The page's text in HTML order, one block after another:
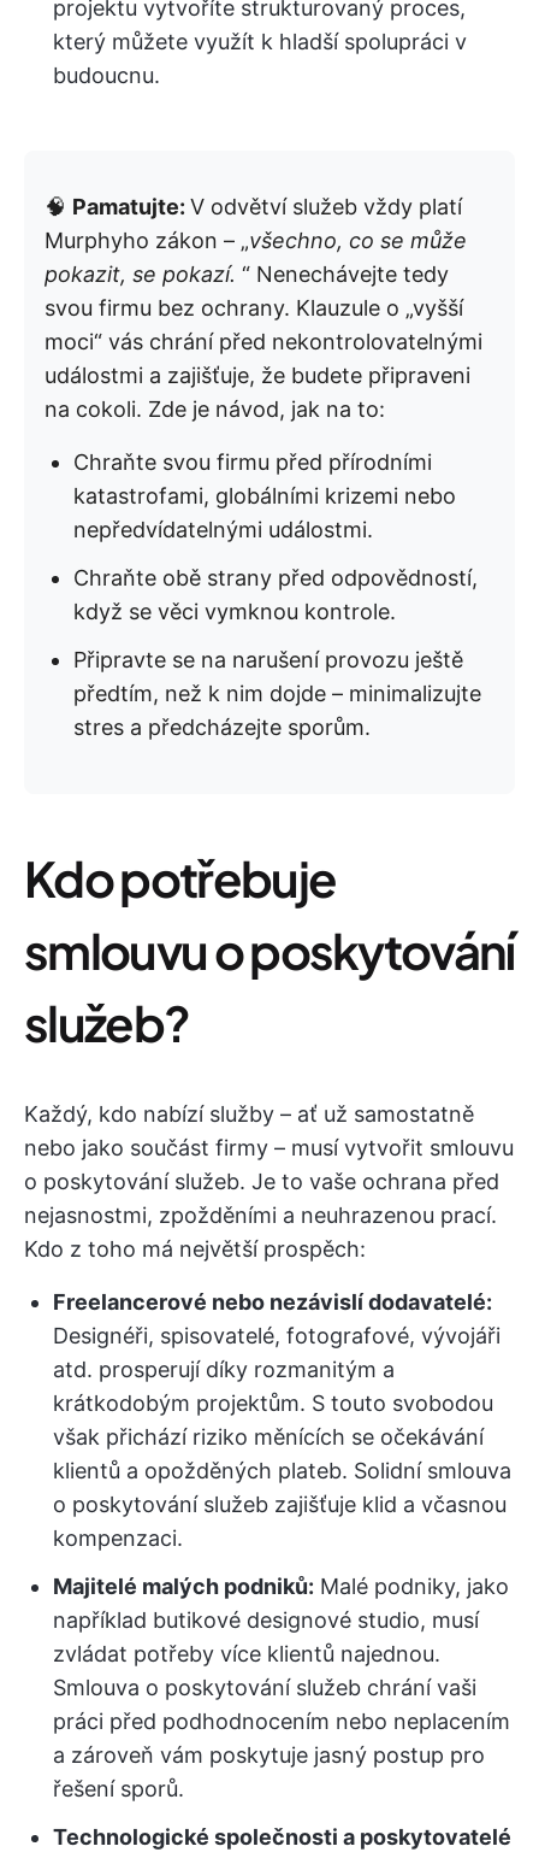
projektu vytvoříte strukturovaný proces,
který můžete využít k hladší spolupráci v
budoucnu.
🧠 Pamatujte: V odvětví služeb vždy platí
Murphyho zákon – „všechno, co se může
pokazit, se pokazí. “ Nenechávejte tedy
svou firmu bez ochrany. Klauzule o „vyšší
moci“ vás chrání před nekontrolovatelnými
událostmi a zajišťuje, že budete připraveni
na cokoli. Zde je návod, jak na to:
Chraňte svou firmu před přírodními
katastrofami, globálními krizemi nebo
nepředvídatelnými událostmi.
Chraňte obě strany před odpovědností,
když se věci vymknou kontrole.
Připravte se na narušení provozu ještě
předtím, než k nim dojde – minimalizujte
stres a předcházejte sporům.
Kdo potřebuje
smlouvu o poskytování
služeb?
Každý, kdo nabízí služby – ať už samostatně
nebo jako součást firmy – musí vytvořit smlouvu
o poskytování služeb. Je to vaše ochrana před
nejasnostmi, zpožděními a neuhrazenou prací.
Kdo z toho má největší prospěch:
Freelancerové nebo nezávislí dodavatelé:
Designéři, spisovatelé, fotografové, vývojáři
atd. prosperují díky rozmanitým a
krátkodobým projektům. S touto svobodou
však přichází riziko měnících se očekávání
klientů a opožděných plateb. Solidní smlouva
o poskytování služeb zajišťuje klid a včasnou
kompenzaci.
Majitelé malých podniků: Malé podniky, jako
například butikové designové studio, musí
zvládat potřeby více klientů najednou.
Smlouva o poskytování služeb chrání vaši
práci před podhodnocením nebo neplacením
a zároveň vám poskytuje jasný postup pro
řešení sporů.
Technologické společnosti a poskytovatelé